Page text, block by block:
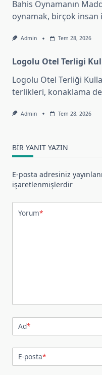
Bahis Oynamanın
oynamak, birçok insan
Admin Tem 28, 2026
Logolu Otel Terligi
Logolu Otel Terliği
terlikleri, konaklama
Admin Tem 28, 2026
BIR YANIT YAZIN
E-posta adresiniz
işaretlenmişlerdir
Yorum*
Ad*
E-posta*